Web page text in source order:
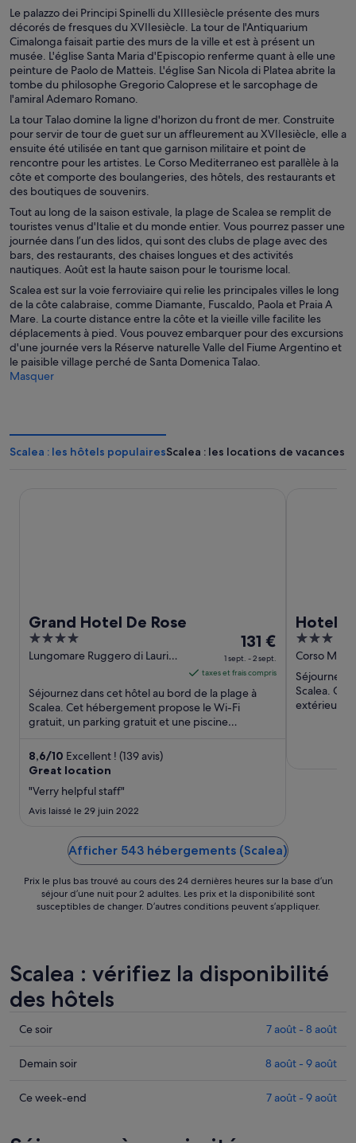
Le palazzo dei Principi Spinelli du XIIIesiècle présente des murs
décorés de fresques du XVIIesiècle. La tour de l'Antiquarium
Cimalonga faisait partie des murs de la ville et est à présent un
musée. L'église Santa Maria d'Episcopio renferme quant à elle une
peinture de Paolo de Matteis. L'église San Nicola di Platea abrite la
tombe du philosophe Gregorio Caloprese et le sarcophage de
l'amiral Ademaro Romano.
La tour Talao domine la ligne d'horizon du front de mer. Construite
pour servir de tour de guet sur un affleurement au XVIIesiècle, elle a
ensuite été utilisée en tant que garnison militaire et point de
rencontre pour les artistes. Le Corso Mediterraneo est parallèle à la
côte et comporte des boulangeries, des hôtels, des restaurants et
des boutiques de souvenirs.
Tout au long de la saison estivale, la plage de Scalea se remplit de
touristes venus d'Italie et du monde entier. Vous pourrez passer une
journée dans l’un des lidos, qui sont des clubs de plage avec des
bars, des restaurants, des chaises longues et des activités
nautiques. Août est la haute saison pour le tourisme local.
Scalea est sur la voie ferroviaire qui relie les principales villes le long
de la côte calabraise, comme Diamante, Fuscaldo, Paola et Praia A
Mare. La courte distance entre la côte et la vieille ville facilite les
déplacements à pied. Vous pouvez embarquer pour des excursions
d'une journée vers la Réserve naturelle Valle del Fiume Argentino et
le paisible village perché de Santa Domenica Talao.
Masquer
Scalea : les hôtels populairesScalea : les locations de vacances
Grand Hotel De Rose
4
out
5
Lungomare Ruggero di Lauria
Le
prix
est
de 131 €
131 €
1 sept. - 2 sept.
taxes et frais compris
Séjournez dans cet hôtel au bord de la plage à
Scalea. Cet hébergement propose le Wi-Fi
gratuit, un parking gratuit et une piscine
8,6/10 Excellent ! (139 avis)
Great location
"Verry helpful staff"
Avis laissé le 29 juin 2022
Hotel
3
out
of
5
Corso
Séjournez
Scalea.
extérieure,
Afficher 543 hébergements (Scalea)
Prix le plus bas trouvé au cours des 24 dernières heures sur la base d’un
séjour d’une nuit pour 2 adultes. Les prix et la disponibilité sont
susceptibles de changer. D’autres conditions peuvent s’appliquer.
Scalea : vérifiez la disponibilité
des hôtels
Consulter
prix
Scalea
Ce soir 7 août - 8 août
Consulter
prix
Demain soir 8 août - 9 août
Consulter
Ce week-end 7 août - 9 août